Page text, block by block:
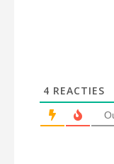
4 REACTIES